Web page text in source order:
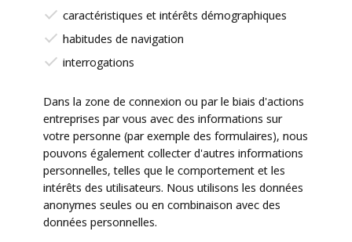
caractéristiques et intérêts démographiques
habitudes de navigation
interrogations
Dans la zone de connexion ou par le biais d'actions
entreprises par vous avec des informations sur
votre personne (par exemple des formulaires), nous
pouvons également collecter d'autres informations
personnelles, telles que le comportement et les
intérêts des utilisateurs. Nous utilisons les données
anonymes seules ou en combinaison avec des
données personnelles.